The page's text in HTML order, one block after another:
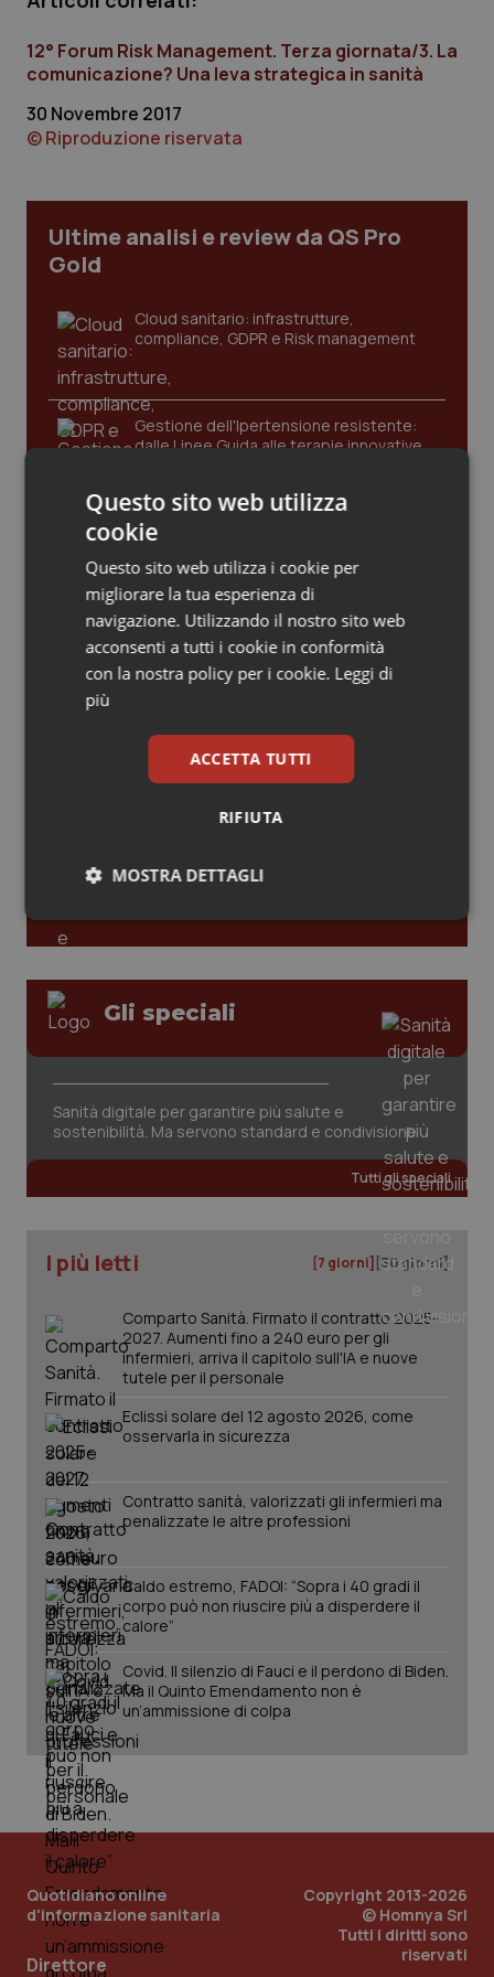
Calabria
Campania
Emilia-Romagna
Lazio
Lombardia
Marche
Piemonte
Provincia Autonoma di Bolzano
Provincia Autonoma di Trento
Puglia
Toscana
Umbria
Valle D’Aosta
Asma & BPCO
Car-T
Colesterolo & coronaropatie
Diabete & glucometri
Dolore
Donna & Salute
HIV
Infezioni & Febbre
Ipertensione & Scompenso
Malattie rare
Malattia di Crohn & Rettocolite Ulcerosa
Neuroscienze & patologie neurodegenerative
Obesità
Oftalmologia
Oncodermatologia
Oncologia & Nutrizione
Psoriasi & pelle
Quotidiano Chirurgia
Quotidiano Oncologia
Quotidiano Pediatria
Rene & patologie urogenitali
Salute orale & impianti
Sangue & coagulazione
Tiroide
Tumore al seno
Tumore ovarico
Tumori del Polmone & Testa Collo
Tumori gastrointestinali
Ulcera & Reflusso
Vaccini
12° Forum Risk Management. Terza giornata/3. La
comunicazione? Una leva strategica in sanità
30 Novembre 2017
© Riproduzione riservata
Ultime analisi e review da QS Pro
Gold
Cloud sanitario: infrastrutture,
compliance, GDPR e Risk management
Gestione dell'Ipertensione resistente:
dalle Linee Guida alle terapie innovative
Leadership Infermieristica 2026: nuovi
Leadership Medica 2026: guidare team
clinici ad alte prestazioni
AI e telemedicina nello studio
odontoiatrico: applicazioni concrete e
uso protetto
Gli speciali
Sanità digitale per garantire più salute e
sostenibilità. Ma servono standard e condivisione
Tutti gli speciali
I più letti [7 giorni] [30 giorni]
Comparto Sanità. Firmato il contratto 2025-
2027. Aumenti fino a 240 euro per gli
infermieri, arriva il capitolo sull'IA e nuove
tutele per il personale
Eclissi solare del 12 agosto 2026, come
osservarla in sicurezza
Contratto sanità, valorizzati gli infermieri ma
penalizzate le altre professioni
Caldo estremo, FADOI: “Sopra i 40 gradi il
corpo può non riuscire più a disperdere il
calore”
Covid. Il silenzio di Fauci e il perdono di Biden.
Ma il Quinto Emendamento non è
un’ammissione di colpa
Quotidiano online
d'informazione sanitaria
Direttore
Copyright 2013-2026
© Homnya Srl
Tutti i diritti sono
riservati
Questo sito web utilizza
cookie
Questo sito web utilizza i cookie per
migliorare la tua esperienza di
navigazione. Utilizzando il nostro sito web
acconsenti a tutti i cookie in conformità
con la nostra policy per i cookie. Leggi di
più
ACCETTA TUTTI
RIFIUTA
MOSTRA DETTAGLI
Necessari Statistici Marketing
I cookie necessari contribuiscono a rendere fruibile il
sito web abilitandone funzionalità di base quali la
protette del sito. Il sito web non è in grado di
funzionare correttamente senza questi cookie.
VISITOR_PRIVACY_METADATA
YouTube
.youtube.com
CookieScriptConsent
CookieScript
tracking-sites-ironfish-
tracking-enable
www.quotidianosanita.it
2